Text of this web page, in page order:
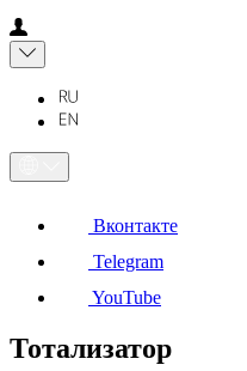
Вконтакте
Telegram
YouTube
Тотализатор